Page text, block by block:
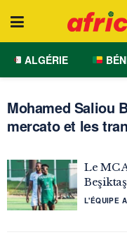
ALGÉRIE
Mohamed Saliou
mercato et les
Le MC
L'ÉQUIPE